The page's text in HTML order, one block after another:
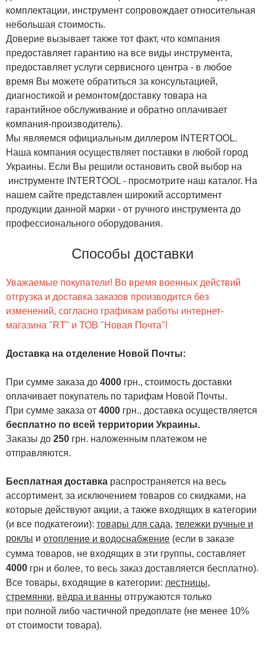
комплектации, инструмент сопровождает относительная
небольшая стоимость.
Доверие вызывает также тот факт, что компания
предоставляет гарантию на все виды инструмента,
предоставляет услуги сервисного центра - в любое
время Вы можете обратиться за консультацией,
диагностикой и ремонтом(доставку товара на
гарантийное обслуживание и обратно оплачивает
компания-производитель).
Мы являемся официальным диллером INTERTOOL.
Наша компания осуществляет поставки в любой город
Украины. Если Вы решили остановить свой выбор на
инструменте INTERTOOL - просмотрите наш каталог. На
нашем сайте представлен широкий ассортимент
продукции данной марки - от ручного инструмента до
профессионального оборудования.
Способы доставки
Уважаемые покупатели! Во время военных действий
отгрузка и доставка заказов производится без
изменений, согласно графикам работы интернет-
магазина "RT" и ТОВ "Новая Почта"!
Доставка на отделение Новой Почты:
При сумме заказа до 4000 грн., стоимость доставки
оплачивает покупатель по тарифам Новой Почты.
При сумме заказа от 4000 грн., доставка осуществляется
бесплатно по всей территории Украины.
Заказы до 250 грн. наложенным платежом не
отправляются.
Бесплатная доставка распространяется на весь
ассортимент, за исключением товаров со скидками, на
которые действуют акции, а также входящих в категории
(и все подкатегоии): товары для сада, тележки ручные и
роклы и отопление и водоснабжение (если в заказе
сумма товаров, не входящих в эти группы, составляет
4000 грн и более, то весь заказ доставляется бесплатно).
Все товары, входящие в категории: лестницы,
стремянки, вёдра и ванны отгружаются только
при полной либо частичной предоплате (не менее 10%
от стоимости товара).